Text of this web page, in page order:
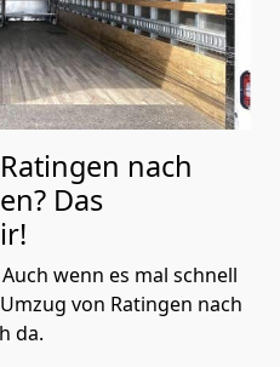
nach
Das
Auch wenn es mal schnell
von Ratingen nach
da.